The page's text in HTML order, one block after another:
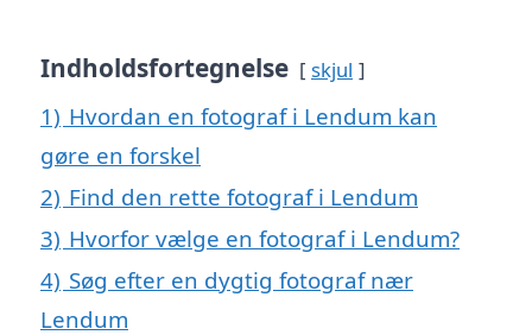
Indholdsfortegnelse skjul
1) Hvordan en fotograf i Lendum kan
gøre en forskel
2) Find den rette fotograf i Lendum
3) Hvorfor vælge en fotograf i Lendum?
4) Søg efter en dygtig fotograf nær
Lendum